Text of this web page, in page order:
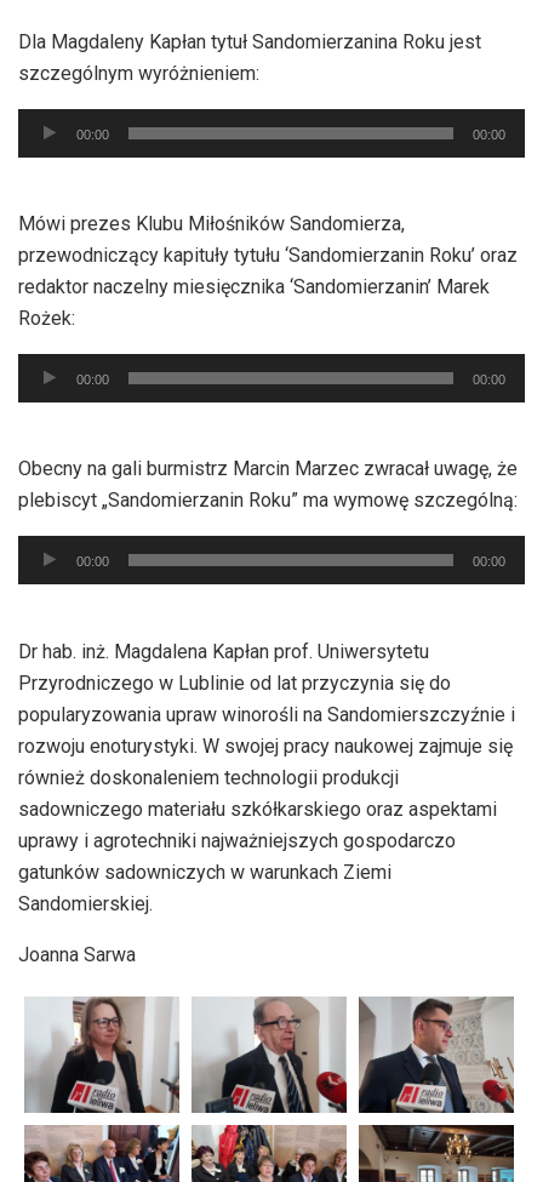
Dla Magdaleny Kapłan tytuł Sandomierzanina Roku jest
szczególnym wyróżnieniem:
Odtwarzacz
plików
00:00 00:00
Mówi prezes Klubu Miłośników Sandomierza,
przewodniczący kapituły tytułu ‘Sandomierzanin Roku’ oraz
redaktor naczelny miesięcznika ‘Sandomierzanin’ Marek
Rożek:
Odtwarzacz
plików
00:00 00:00
Obecny na gali burmistrz Marcin Marzec zwracał uwagę, że
plebiscyt „Sandomierzanin Roku” ma wymowę szczególną:
Odtwarzacz
plików
00:00 00:00
Dr hab. inż. Magdalena Kapłan prof. Uniwersytetu
Przyrodniczego w Lublinie od lat przyczynia się do
popularyzowania upraw winorośli na Sandomierszczyźnie i
rozwoju enoturystyki. W swojej pracy naukowej zajmuje się
również doskonaleniem technologii produkcji
sadowniczego materiału szkółkarskiego oraz aspektami
uprawy i agrotechniki najważniejszych gospodarczo
gatunków sadowniczych w warunkach Ziemi
Sandomierskiej.
Joanna Sarwa